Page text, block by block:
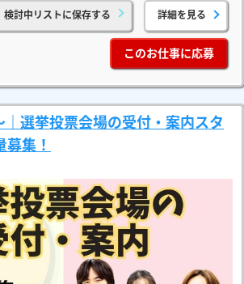
検討中リストに保存する 詳細を見る
このお仕事に応募
｜選挙投票会場の受付・案内スタ
募集！